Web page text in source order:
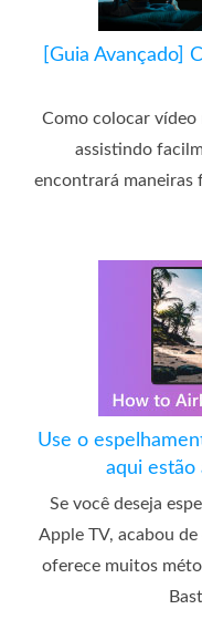
[Guia Avançado]
Como colocar vídeo
assistindo
encontrará maneiras
Use o
aqui estão
Se você deseja
Apple TV, acabou
oferece muitos